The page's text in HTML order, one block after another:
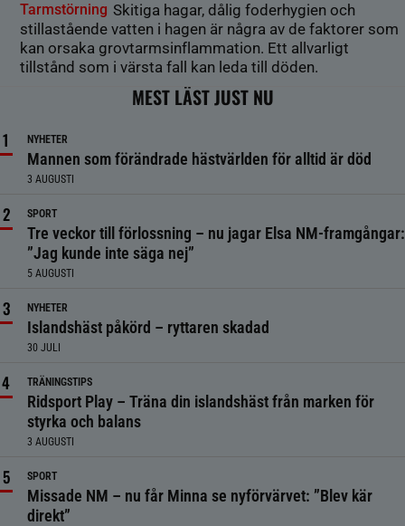
Tarmstörning Skitiga hagar, dålig foderhygien och
stillastående vatten i hagen är några av de faktorer som
kan orsaka grovtarmsinflammation. Ett allvarligt
tillstånd som i värsta fall kan leda till döden.
MEST LÄST JUST NU
NYHETER
Mannen som förändrade hästvärlden för alltid är död
3 AUGUSTI
SPORT
Tre veckor till förlossning – nu jagar Elsa NM-framgångar:
”Jag kunde inte säga nej”
5 AUGUSTI
NYHETER
Islandshäst påkörd – ryttaren skadad
30 JULI
TRÄNINGSTIPS
Ridsport Play – Träna din islandshäst från marken för
styrka och balans
3 AUGUSTI
SPORT
Missade NM – nu får Minna se nyförvärvet: ”Blev kär
direkt”